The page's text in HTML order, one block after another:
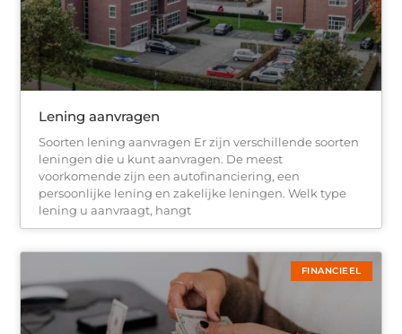
Lening aanvragen
Soorten lening aanvragen Er zijn verschillende soorten
leningen die u kunt aanvragen. De meest
voorkomende zijn een autofinanciering, een
persoonlijke lening en zakelijke leningen. Welk type
lening u aanvraagt, hangt
FINANCIEEL